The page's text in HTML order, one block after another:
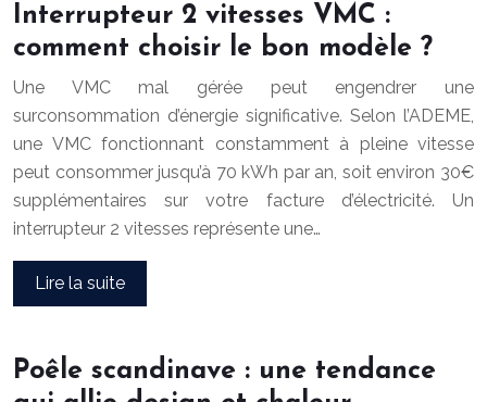
Interrupteur 2 vitesses VMC :
comment choisir le bon modèle ?
Une VMC mal gérée peut engendrer une
surconsommation d’énergie significative. Selon l’ADEME,
une VMC fonctionnant constamment à pleine vitesse
peut consommer jusqu’à 70 kWh par an, soit environ 30€
supplémentaires sur votre facture d’électricité. Un
interrupteur 2 vitesses représente une…
Lire la suite
Poêle scandinave : une tendance